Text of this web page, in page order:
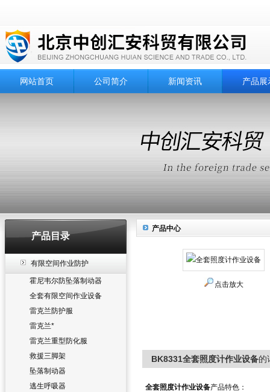
网站首页 公司简介 新闻资讯 产品展
产品目录
有限空间作业防护
霍尼韦尔防坠落制动器
全套有限空间作业设备
雷克兰防护服
雷克兰*
雷克兰重型防化服
救援三脚架
坠落制动器
逃生呼吸器
产品中心
点击放大
BK8331全套照度计作业设备的
全套照度计作业设备产品特色：